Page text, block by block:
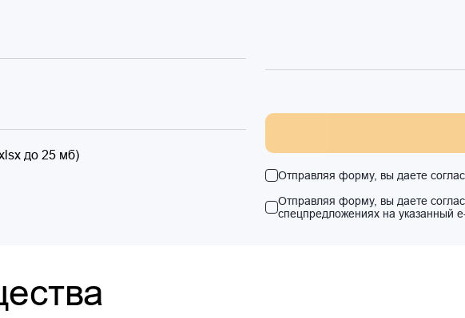
до 25 мб)
Отправляя форму, вы даете
Отправляя форму, вы даете
спецпредложениях на указанный